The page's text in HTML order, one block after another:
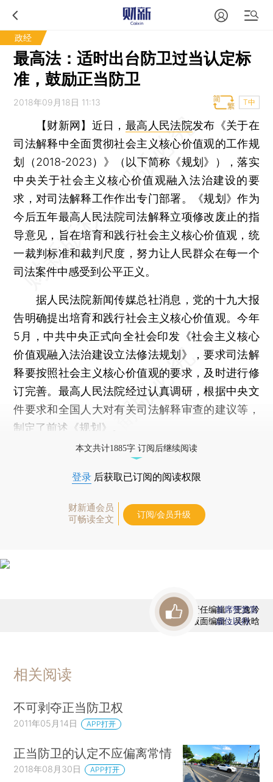
政经
最高法：适时出台防卫过当认定标
准，鼓励正当防卫
2018年09月18日 11:13 T中
【财新网】 近日， 最高人民法院发布《关于在
司法解释中全面贯彻社会主义核心价值观的工作规
划（2018-2023）》（以下简称《规划》），落实
中央关于社会主义核心价值观融入法治建设的要
求，对司法解释工作作出专门部署。《规划》作为
今后五年最高人民法院司法解释立项修改废止的指
导意见，旨在培育和践行社会主义核心价值观，统
一裁判标准和裁判尺度，努力让人民群众在每一个
司法案件中感受到公平正义。
据人民法院新闻传媒总社消息，党的十九大报
告明确提出培育和践行社会主义核心价值观。今年
5月，中共中央正式向全社会印发《社会主义核心
价值观融入法治建设立法修法规划》，要求司法解
释要按照社会主义核心价值观的要求，及时进行修
订完善。最高人民法院经过认真调研，根据中央文
件要求和全国人大对有关司法解释审查的建议等，
制定了前述《规划》。
本文共计1885字 订阅后继续阅读
登录 后获取已订阅的阅读权限
财新通会员
可畅读全文
订阅/会员升级
责任编辑：王逸吟
版面编辑：吴秋晗
首席赞赏官
虚位以待
相关阅读
不可剥夺正当防卫权
2011年05月14日 APP打开
正当防卫的认定不应偏离常情
2018年08月30日 APP打开